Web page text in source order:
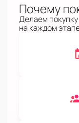
Почему
Делаем
на каждом